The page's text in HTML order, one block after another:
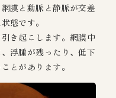
膜と動脈と静脈が交差
態です。
き起こします。網膜中
浮腫が残ったり、低下
とがあります。